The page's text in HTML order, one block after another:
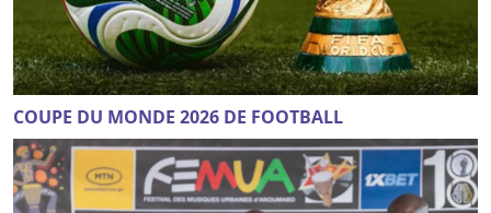
COUPE DU MONDE 2026 DE FOOTBALL